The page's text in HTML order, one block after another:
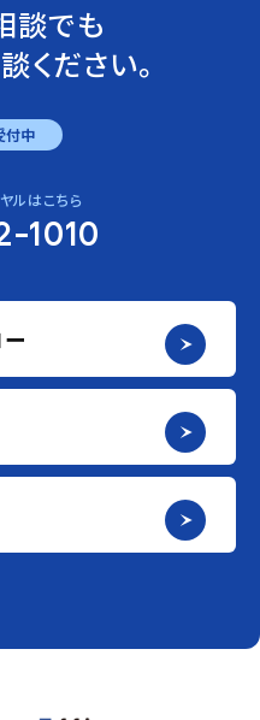
談でも
ください。
付中
ルはこちら
1010